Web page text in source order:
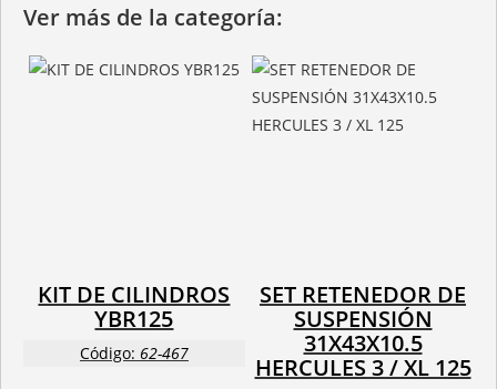
Ver más de la categoría:
KIT DE CILINDROS
YBR125
Código: 62-467
SET RETENEDOR DE
SUSPENSIÓN
31X43X10.5
HERCULES 3 / XL 125